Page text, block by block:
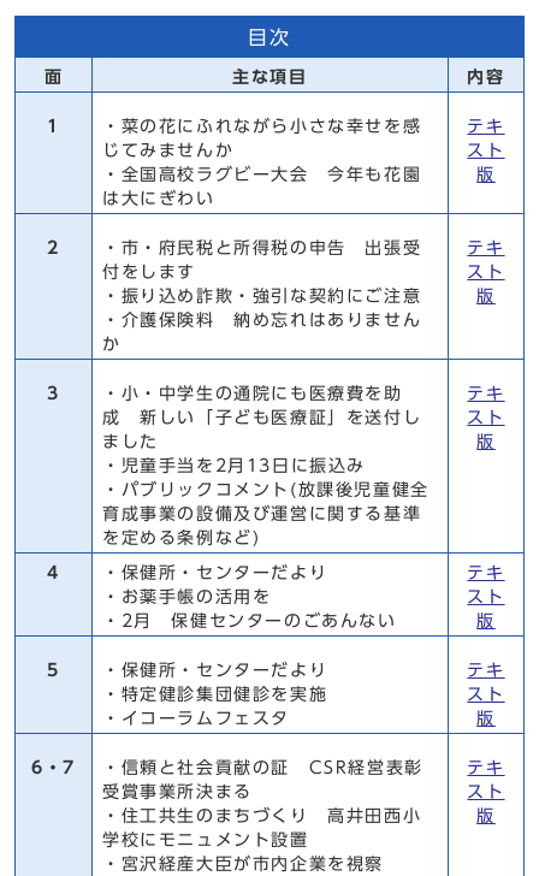
目次
面 主な項目 内容
1
・菜の花にふれながら小さな幸せを感
じてみませんか
・全国高校ラグビー大会 今年も花園
は大にぎわい
テキ
スト
版
2
・市・府民税と所得税の申告 出張受
付をします
・振り込め詐欺・強引な契約にご注意
・介護保険料 納め忘れはありません
か
テキ
スト
版
3
・小・中学生の通院にも医療費を助
成 新しい「子ども医療証」を送付し
ました
・児童手当を2月13日に振込み
・パブリックコメント(放課後児童健全
育成事業の設備及び運営に関する基準
を定める条例など)
テキ
スト
版
4
・保健所・センターだより
・お薬手帳の活用を
・2月 保健センターのごあんない
テキ
スト
版
5
・保健所・センターだより
・特定健診集団健診を実施
・イコーラムフェスタ
テキ
スト
版
6・7
・信頼と社会貢献の証 CSR経営表彰
受賞事業所決まる
・住工共生のまちづくり 高井田西小
学校にモニュメント設置
・宮沢経産大臣が市内企業を視察
テキ
スト
版